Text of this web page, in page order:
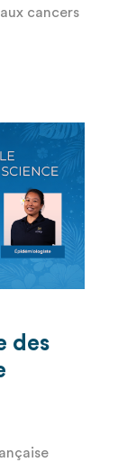
cancers
des